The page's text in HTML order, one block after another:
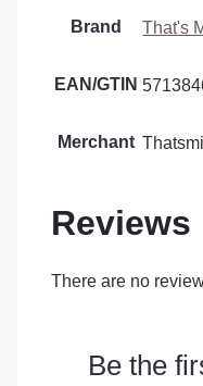
Brand That's
EAN/GTIN
Merchant
Reviews
There are no
Be the